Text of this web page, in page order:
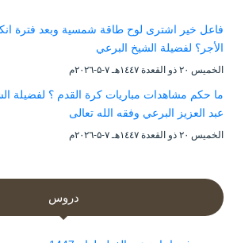
فاعل خير اشترى لوح طاقة شمسية وبعد فترة
الأجر؟ لفضيلة الشيخ البرعي
الخميس ۲۰ ذو القعدة ۱٤٤۷هـ ۷-۵-۲۰۲٦م
ما حكم مشاهدات مباريات كرة القدم ؟ لفضيلة
عبد العزيز البرعي وفقه الله تعالى
الخميس ۲۰ ذو القعدة ۱٤٤۷هـ ۷-۵-۲۰۲٦م
دروس